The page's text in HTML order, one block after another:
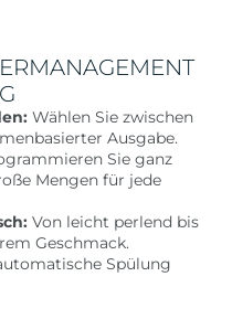
Wählen Sie zwischen
Ausgabe.
Sie ganz
Mengen für jede
Von leicht perlend bis
Geschmack.
Spülung